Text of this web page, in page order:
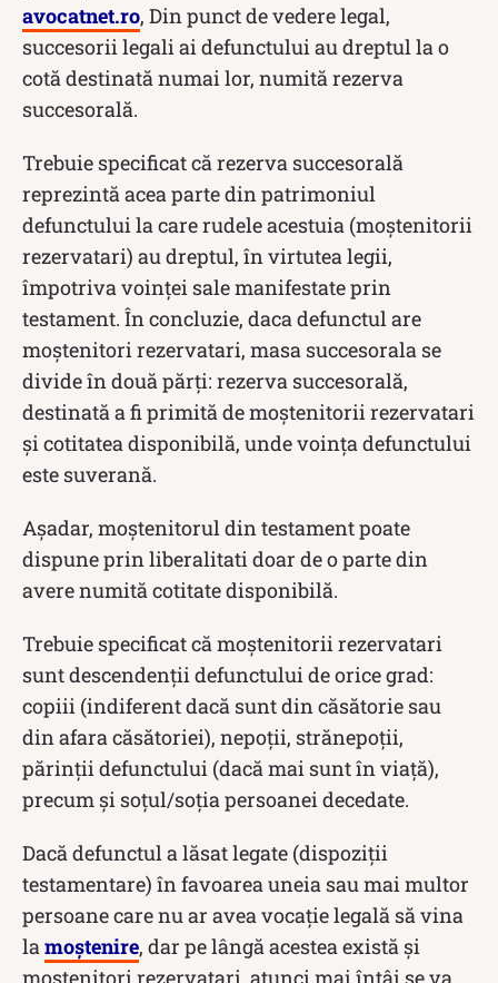
avocatnet.ro, Din punct de vedere legal,
succesorii legali ai defunctului au dreptul la o
cotă destinată numai lor, numită rezerva
succesorală.
Trebuie specificat că rezerva succesorală
reprezintă acea parte din patrimoniul
defunctului la care rudele acestuia (moștenitorii
rezervatari) au dreptul, în virtutea legii,
împotriva voinţei sale manifestate prin
testament. În concluzie, daca defunctul are
moștenitori rezervatari, masa succesorala se
divide în două părți: rezerva succesorală,
destinată a fi primită de moștenitorii rezervatari
și cotitatea disponibilă, unde voința defunctului
este suverană.
Așadar, moștenitorul din testament poate
dispune prin liberalitati doar de o parte din
avere numită cotitate disponibilă.
Trebuie specificat că moștenitorii rezervatari
sunt descendenții defunctului de orice grad:
copiii (indiferent dacă sunt din căsătorie sau
din afara căsătoriei), nepoții, strănepoții,
părinții defunctului (dacă mai sunt în viață),
precum și soțul/soția persoanei decedate.
Dacă defunctul a lăsat legate (dispoziții
testamentare) în favoarea uneia sau mai multor
persoane care nu ar avea vocație legală să vina
la moștenire, dar pe lângă acestea există și
moștenitori rezervatari, atunci mai întâi se va